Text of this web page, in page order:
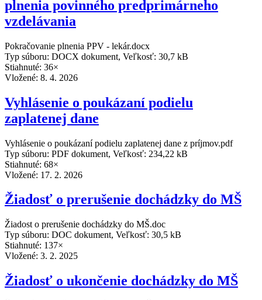
plnenia povinného predprimárneho
vzdelávania
Pokračovanie plnenia PPV - lekár.docx
Typ súboru: DOCX dokument, Veľkosť: 30,7 kB
Stiahnuté: 36×
Vložené: 8. 4. 2026
Vyhlásenie o poukázaní podielu
zaplatenej dane
Vyhlásenie o poukázaní podielu zaplatenej dane z príjmov.pdf
Typ súboru: PDF dokument, Veľkosť: 234,22 kB
Stiahnuté: 68×
Vložené: 17. 2. 2026
Žiadosť o prerušenie dochádzky do MŠ
Žiadost o prerušenie dochádzky do MŠ.doc
Typ súboru: DOC dokument, Veľkosť: 30,5 kB
Stiahnuté: 137×
Vložené: 3. 2. 2025
Žiadosť o ukončenie dochádzky do MŠ